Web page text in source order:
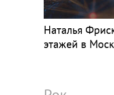
Наталья
этажей в